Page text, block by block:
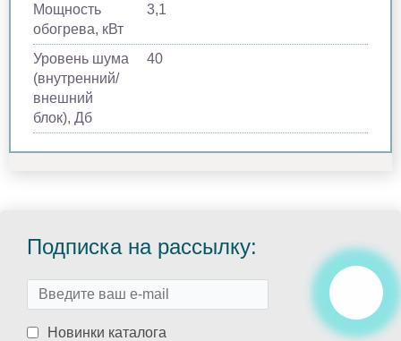
Мощность
обогрева, кВт
3,1
Уровень шума
(внутренний/
внешний
блок), Дб
40
Подписка на рассылку:
Новинки каталога